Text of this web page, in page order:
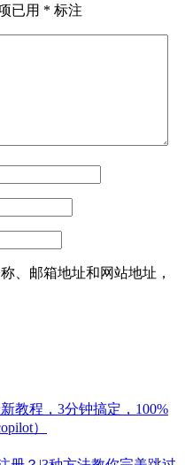
已用 * 标注
、邮箱地址和网站地址，
教程，3分钟搞定，100%
）